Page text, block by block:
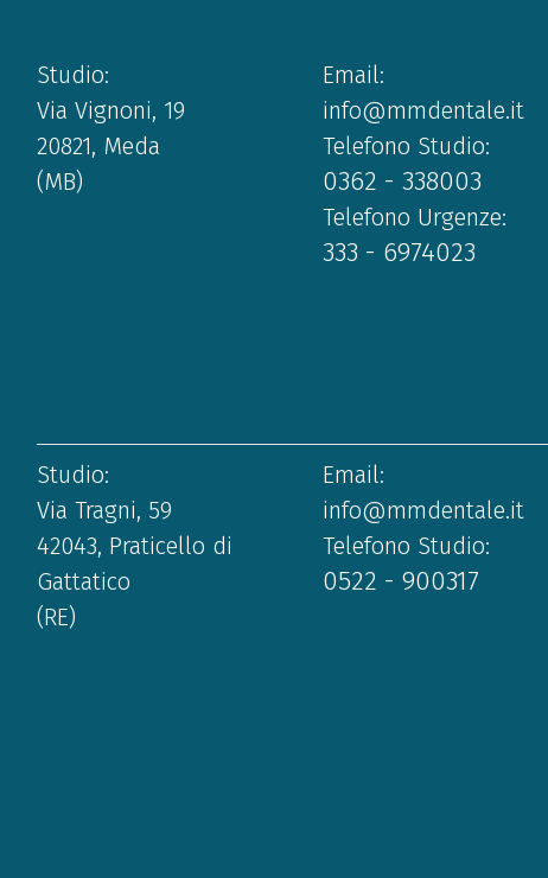
Studio:
Via Vignoni, 19
20821, Meda
(MB)
Email:
info@mmdentale.it
Telefono Studio:
0362 - 338003
Telefono Urgenze:
333 - 6974023
Studio:
Via Tragni, 59
42043, Praticello di
Gattatico
(RE)
Email:
info@mmdentale.it
Telefono Studio:
0522 - 900317